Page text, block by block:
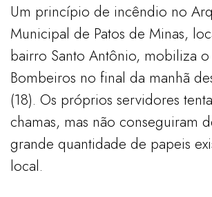
Um princípio de incêndio no
Municipal de Patos de Minas,
bairro Santo Antônio, mobiliza
Bombeiros no final da manhã
(18). Os próprios servidores
chamas, mas não conseguiram
grande quantidade de papeis
local.